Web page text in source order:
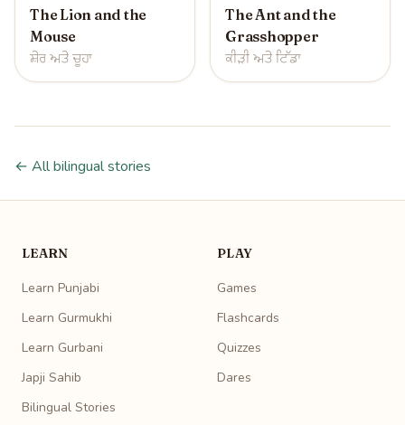
The Lion and the
Mouse
ਸ਼ੇਰ ਅਤੇ ਚੂਹਾ
The Ant and the
Grasshopper
ਕੀੜੀ ਅਤੇ ਟਿੱਡਾ
← All bilingual stories
LEARN
Learn Punjabi
Learn Gurmukhi
Learn Gurbani
Japji Sahib
Bilingual Stories
PLAY
Games
Flashcards
Quizzes
Dares